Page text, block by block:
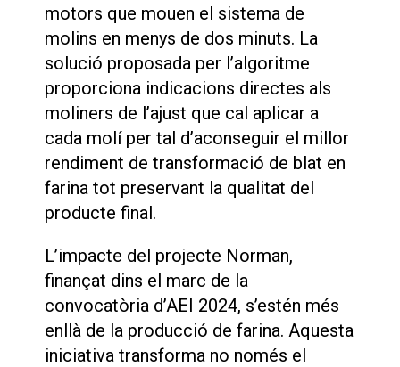
motors que mouen el sistema de
molins en menys de dos minuts. La
solució proposada per l’algoritme
proporciona indicacions directes als
moliners de l’ajust que cal aplicar a
cada molí per tal d’aconseguir el millor
rendiment de transformació de blat en
farina tot preservant la qualitat del
producte final.
L’impacte del projecte Norman,
finançat dins el marc de la
convocatòria d’AEI 2024, s’estén més
enllà de la producció de farina. Aquesta
iniciativa transforma no només el